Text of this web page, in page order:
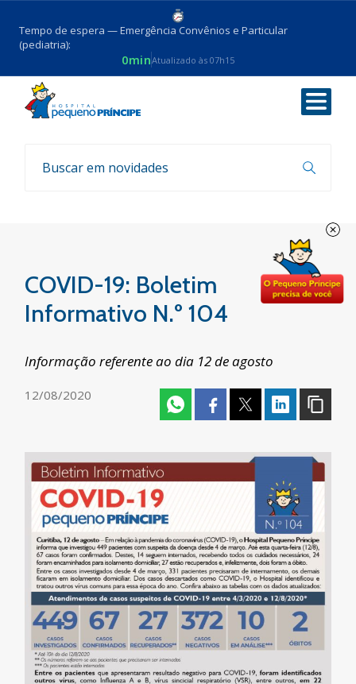
Tempo de espera — Emergência Convênios e Particular
(pediatria):
0minAtualizado às 07h15
Voltar
Boletim COVID-19
COVID-19: Boletim
Informativo N.º 104
Informação referente ao dia 12 de agosto
12/08/2020